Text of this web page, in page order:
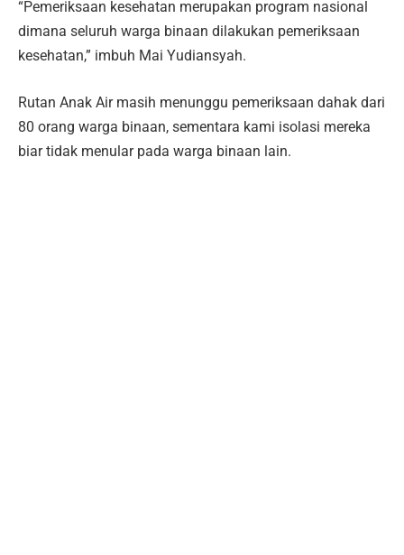
“Pemeriksaan kesehatan merupakan program nasional
dimana seluruh warga binaan dilakukan pemeriksaan
kesehatan,” imbuh Mai Yudiansyah.
Rutan Anak Air masih menunggu pemeriksaan dahak dari
80 orang warga binaan, sementara kami isolasi mereka
biar tidak menular pada warga binaan lain.